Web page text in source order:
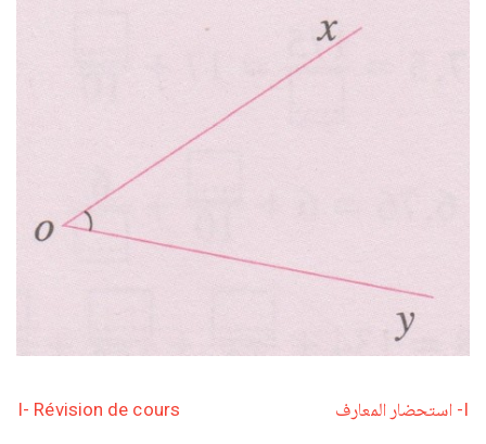
I- Révision de cours I- استحضار المعارف